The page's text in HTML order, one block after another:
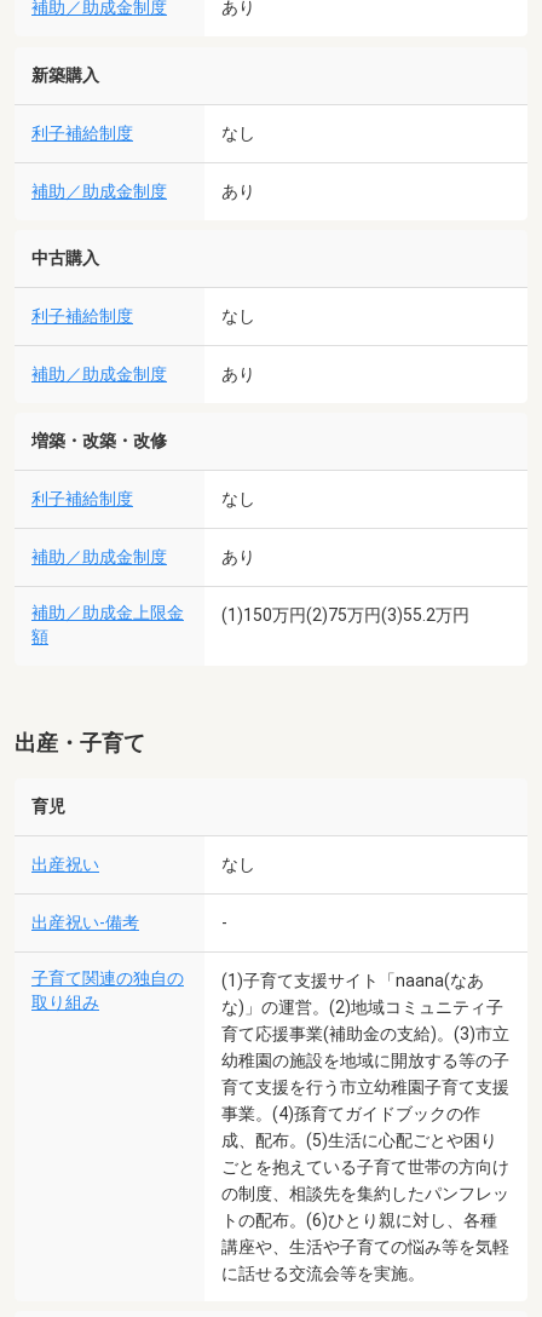
補助／助成金制度 あり
新築購入
利子補給制度 なし
補助／助成金制度 あり
中古購入
利子補給制度 なし
補助／助成金制度 あり
増築・改築・改修
利子補給制度 なし
補助／助成金制度 あり
補助／助成金上限金
額
(1)150万円(2)75万円(3)55.2万円
出産・子育て
育児
出産祝い なし
出産祝い-備考 -
子育て関連の独自の
取り組み
(1)子育て支援サイト「naana(なあ
な)」の運営。(2)地域コミュニティ子
育て応援事業(補助金の支給)。(3)市立
幼稚園の施設を地域に開放する等の子
育て支援を行う市立幼稚園子育て支援
事業。(4)孫育てガイドブックの作
成、配布。(5)生活に心配ごとや困り
ごとを抱えている子育て世帯の方向け
の制度、相談先を集約したパンフレッ
トの配布。(6)ひとり親に対し、各種
講座や、生活や子育ての悩み等を気軽
に話せる交流会等を実施。